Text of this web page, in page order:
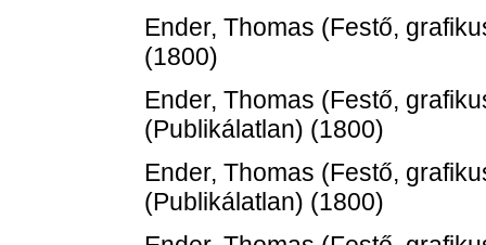
Ender, Thomas (Festő,
(1800)
Ender, Thomas (Festő,
(Publikálatlan) (1800)
Ender, Thomas (Festő,
(Publikálatlan) (1800)